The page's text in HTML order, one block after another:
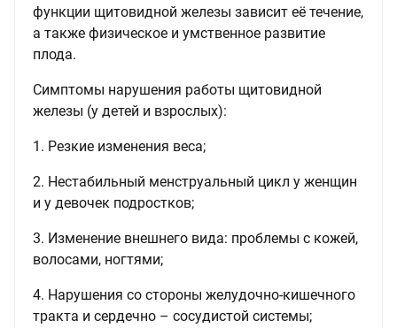
функции щитовидной железы зависит её течение,
а также физическое и умственное развитие
плода.
Симптомы нарушения работы щитовидной
железы (у детей и взрослых):
1. Резкие изменения веса;
2. Нестабильный менструальный цикл у женщин
и у девочек подростков;
3. Изменение внешнего вида: проблемы с кожей,
волосами, ногтями;
4. Нарушения со стороны желудочно-кишечного
тракта и сердечно – сосудистой системы;